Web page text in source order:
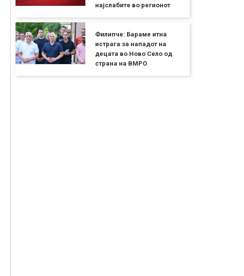
најслабите во регионот
Филипче: Бараме итна
истрага за нападот на
децата во Ново Село од
страна на ВМРО